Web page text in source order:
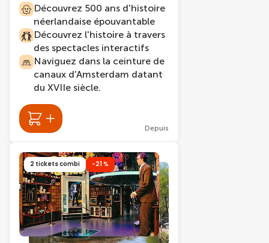
Découvrez 500 ans d'histoire
néerlandaise épouvantable
Découvrez l'histoire à travers
des spectacles interactifs
Naviguez dans la ceinture de
canaux d'Amsterdam datant
du XVIIe siècle.
Depuis
2 tickets combi -21 %